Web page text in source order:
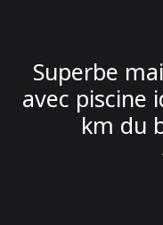
Superbe
avec piscine
km du